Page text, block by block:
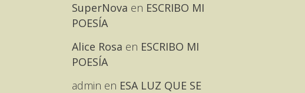
SuperNova en ESCRIBO MI
POESÍA
Alice Rosa en ESCRIBO MI
POESÍA
admin en ESA LUZ QUE SE